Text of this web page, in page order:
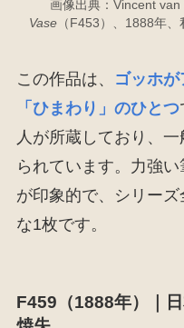
画像出典：Vincent
Vase （F453）、1888年、
この作品は、
ゴッホ
「ひまわり」のひとつ
人が所蔵しており、
られています。力強
が印象的で、シリー
な1枚です。
F459（1888年）｜